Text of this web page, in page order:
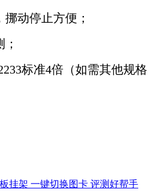
动停止方便；
标准4倍（如需其他规格